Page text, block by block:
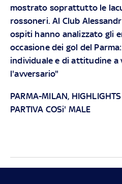
mostrato soprattutto le
rossoneri. Al Club
ospiti hanno analizzato gli
occasione dei gol del
individuale e di attitudine a
l'avversario"
PARMA-MILAN, HIGHLIGHTS
PARTIVA COSi' MALE